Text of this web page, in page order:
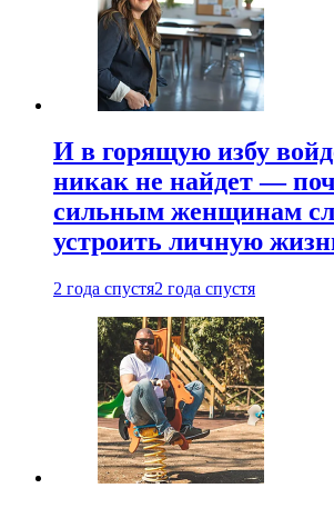
И в горящую избу
никак не найдет —
сильным женщинам
устроить личную
2 года спустя2 года спустя